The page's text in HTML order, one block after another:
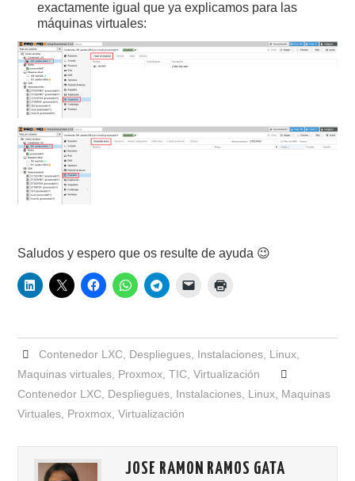
exactamente igual que ya explicamos para las
máquinas virtuales:
Saludos y espero que os resulte de ayuda 😉
Contenedor LXC, Despliegues, Instalaciones, Linux,
Maquinas virtuales Proxmox ,TIC ,Virtualización
Contenedor LXC Despliegues Instalaciones Linux Maquinas
Virtuales Proxmox ,Virtualización
JOSE RAMON RAMOS GATA